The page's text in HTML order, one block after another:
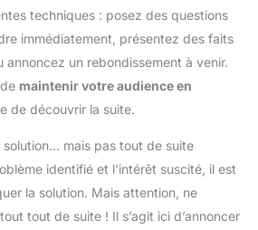
techniques : posez des questions
immédiatement, présentez des faits
annoncez un rebondissement à venir.
maintenir votre audience en
de découvrir la suite.
solution… mais pas tout de suite
identifié et l’intérêt suscité, il est
la solution. Mais attention, ne
tout de suite ! Il s’agit ici d’annoncer